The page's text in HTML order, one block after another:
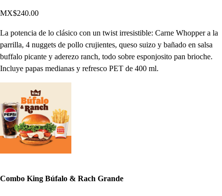
MX$240.00
La potencia de lo clásico con un twist irresistible: Carne Whopper a la
parrilla, 4 nuggets de pollo crujientes, queso suizo y bañado en salsa
buffalo picante y aderezo ranch, todo sobre esponjosito pan brioche.
Incluye papas medianas y refresco PET de 400 ml.
Combo King Búfalo & Rach Grande